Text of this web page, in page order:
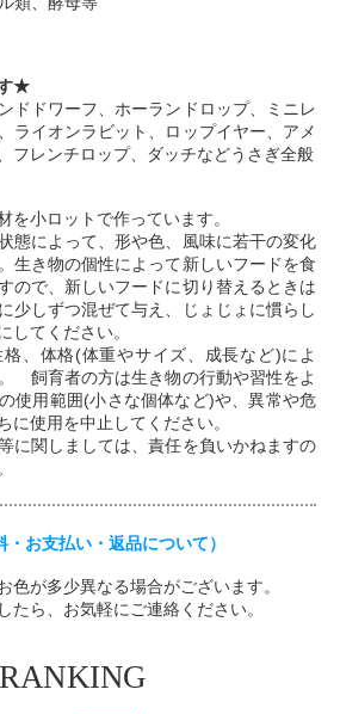
す★
ドドワーフ、ホーランドロップ、ミニレ
ライオンラビット、ロップイヤー、アメ
フレンチロップ、ダッチなどうさぎ全般
小ロットで作っています。
態によって、形や色、風味に若干の変化
生き物の個性によって新しいフードを食
ので、新しいフードに切り替えるときは
少しずつ混ぜて与え、じょじょに慣らし
してください。
、体格(体重やサイズ、成長など)によ
飼育者の方は生き物の行動や習性をよ
使用範囲(小さな個体など)や、異常や危
に使用を中止してください。
に関しましては、責任を負いかねますの
お支払い・返品について）
色が多少異なる場合がございます。
たら、お気軽にご連絡ください。
RANKING